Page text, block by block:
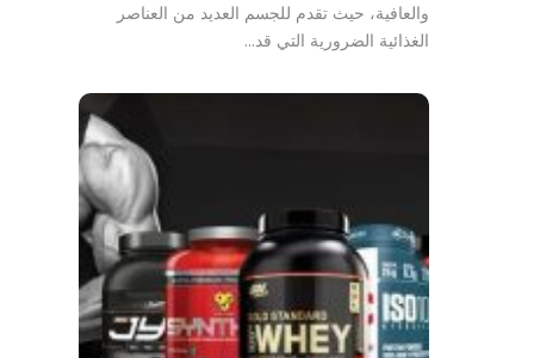
والعافية، حيث تقدم للجسم العديد من العناصر
الغذائية الضرورية التي قد…